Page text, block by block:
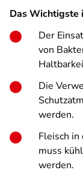
Das Wichtigste
Der
von
Die
werden.
Fleisch in
muss
werden.